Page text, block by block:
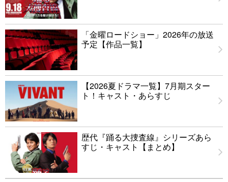
「金曜ロードショー」2026年の放送
予定【作品一覧】
【2026夏ドラマ一覧】7月期スター
ト！キャスト・あらすじ
歴代『踊る大捜査線』シリーズあら
すじ・キャスト【まとめ】